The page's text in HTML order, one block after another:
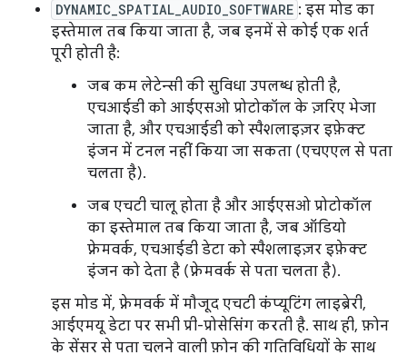
DYNAMIC_SPATIAL_AUDIO_SOFTWARE : इस मोड का
इस्तेमाल तब किया जाता है, जब इनमें से कोई एक शर्त
पूरी होती है:
जब कम लेटेन्सी की सुविधा उपलब्ध होती है,
एचआईडी को आईएसओ प्रोटोकॉल के ज़रिए भेजा
जाता है, और एचआईडी को स्पैशलाइज़र इफ़ेक्ट
इंजन में टनल नहीं किया जा सकता (एचएएल से पता
चलता है).
जब एचटी चालू होता है और आईएसओ प्रोटोकॉल
का इस्तेमाल तब किया जाता है, जब ऑडियो
फ़्रेमवर्क, एचआईडी डेटा को स्पैशलाइज़र इफ़ेक्ट
इंजन को देता है (फ़्रेमवर्क से पता चलता है).
इस मोड में, फ़्रेमवर्क में मौजूद एचटी कंप्यूटिंग लाइब्रेरी,
आईएमयू डेटा पर सभी प्री-प्रोसेसिंग करती है. साथ ही, फ़ोन
के सेंसर से पता चलने वाली फ़ोन की गतिविधियों के साथ